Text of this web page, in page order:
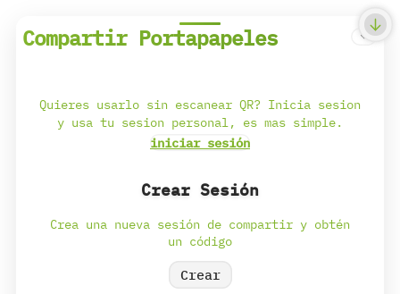
Compartir Portapapeles
Quieres usarlo sin escanear QR? Inicia sesion
y usa tu sesion personal, es mas simple.
iniciar sesión
Crear Sesión
Crea una nueva sesión de compartir y obtén
un código
Crear